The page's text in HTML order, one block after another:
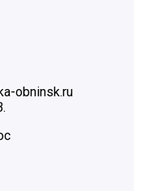
obninsk.ru